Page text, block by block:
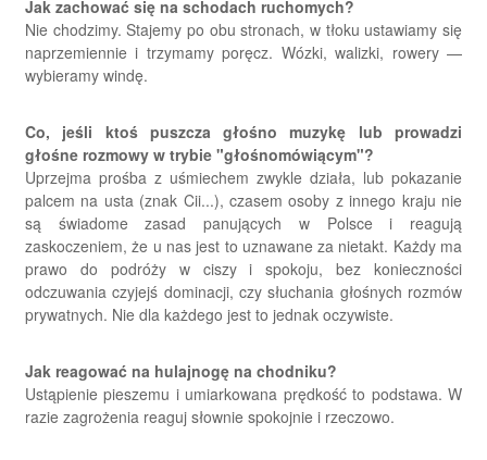
Jak zachować się na schodach ruchomych?
Nie chodzimy. Stajemy po obu stronach, w tłoku ustawiamy się
naprzemiennie i trzymamy poręcz. Wózki, walizki, rowery —
wybieramy windę.
Co, jeśli ktoś puszcza głośno muzykę lub prowadzi
głośne rozmowy w trybie "głośnomówiącym"?
Uprzejma prośba z uśmiechem zwykle działa, lub pokazanie
palcem na usta (znak Cii...), czasem osoby z innego kraju nie
są świadome zasad panujących w Polsce i reagują
zaskoczeniem, że u nas jest to uznawane za nietakt. Każdy ma
prawo do podróży w ciszy i spokoju, bez konieczności
odczuwania czyjejś dominacji, czy słuchania głośnych rozmów
prywatnych. Nie dla każdego jest to jednak oczywiste.
Jak reagować na hulajnogę na chodniku?
Ustąpienie pieszemu i umiarkowana prędkość to podstawa. W
razie zagrożenia reaguj słownie spokojnie i rzeczowo.